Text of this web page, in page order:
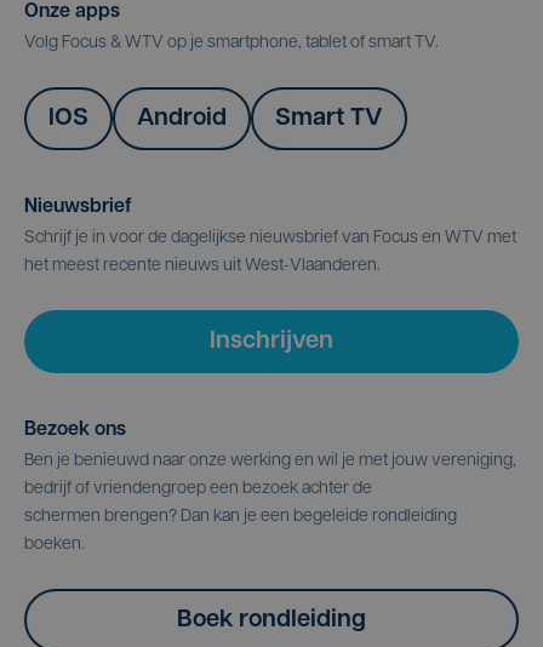
Onze apps
Volg Focus & WTV op je smartphone, tablet of smart TV.
IOS Android Smart TV
Nieuwsbrief
Schrijf je in voor de dagelijkse nieuwsbrief van Focus en WTV met
het meest recente nieuws uit West-Vlaanderen.
Inschrijven
Bezoek ons
Ben je benieuwd naar onze werking en wil je met jouw vereniging,
bedrijf of vriendengroep een bezoek achter de
schermen brengen? Dan kan je een begeleide rondleiding
boeken.
Boek rondleiding